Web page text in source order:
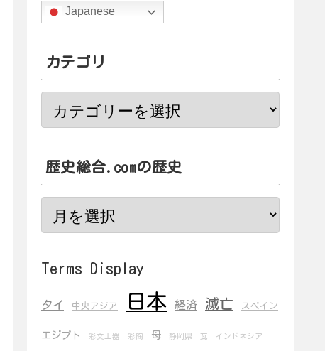
Japanese
カテゴリ
歴史総合.comの歴史
Terms Display
タイ 中央アジア 日本 経済 滅亡 スペイン
エジプト 彩文土器 彩陶 母 静岡県 瓦 インドネシア